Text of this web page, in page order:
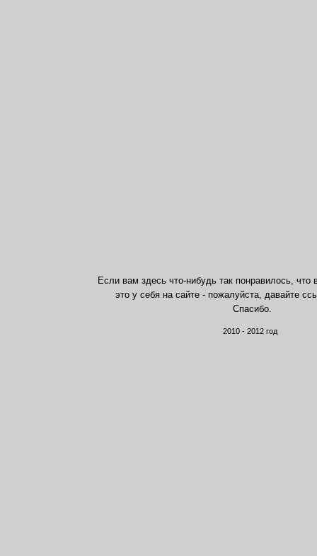
Если вам здесь что-нибудь так понравилось, что
это у себя на сайте - пожалуйста, давайте
Спасибо.
2010 - 2012 год